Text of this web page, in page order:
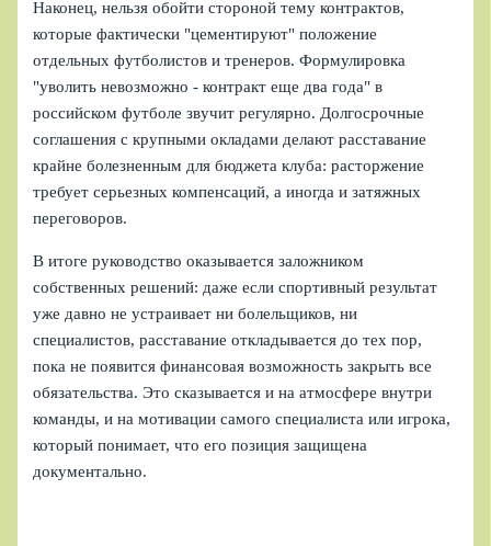
Наконец, нельзя обойти стороной тему контрактов,
которые фактически "цементируют" положение
отдельных футболистов и тренеров. Формулировка
"уволить невозможно - контракт еще два года" в
российском футболе звучит регулярно. Долгосрочные
соглашения с крупными окладами делают расставание
крайне болезненным для бюджета клуба: расторжение
требует серьезных компенсаций, а иногда и затяжных
переговоров.
В итоге руководство оказывается заложником
собственных решений: даже если спортивный результат
уже давно не устраивает ни болельщиков, ни
специалистов, расставание откладывается до тех пор,
пока не появится финансовая возможность закрыть все
обязательства. Это сказывается и на атмосфере внутри
команды, и на мотивации самого специалиста или игрока,
который понимает, что его позиция защищена
документально.